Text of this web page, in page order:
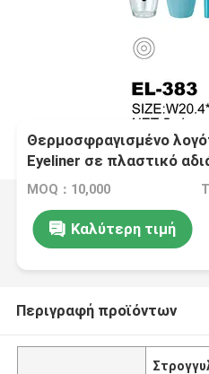
Θερμοσφραγισμένο
Eyeliner σε πλαστικό
MOQ：10,000
Καλύτερη τιμή
Περιγραφή προϊόντων